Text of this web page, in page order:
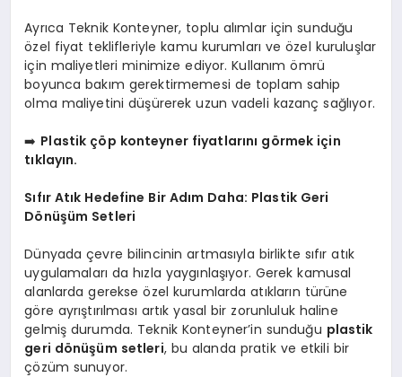
Ayrıca Teknik Konteyner, toplu alımlar için sunduğu
özel fiyat teklifleriyle kamu kurumları ve özel kuruluşlar
için maliyetleri minimize ediyor. Kullanım ömrü
boyunca bakım gerektirmemesi de toplam sahip
olma maliyetini düşürerek uzun vadeli kazanç sağlıyor.
➡️ Plastik çöp konteyner fiyatlarını görmek için
tıklayın.
Sıfır Atık Hedefine Bir Adım Daha: Plastik Geri
Dönüşüm Setleri
Dünyada çevre bilincinin artmasıyla birlikte sıfır atık
uygulamaları da hızla yaygınlaşıyor. Gerek kamusal
alanlarda gerekse özel kurumlarda atıkların türüne
göre ayrıştırılması artık yasal bir zorunluluk haline
gelmiş durumda. Teknik Konteyner’in sunduğu plastik
geri dönüşüm setleri, bu alanda pratik ve etkili bir
çözüm sunuyor.